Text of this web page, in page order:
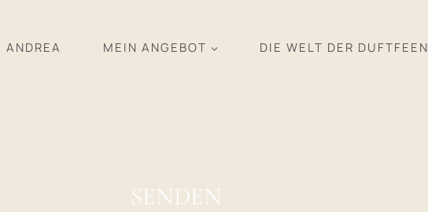
ANDREA MEIN ANGEBOT DIE WELT DER DUFTFEEN
SENDEN